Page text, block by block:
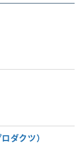
ダクツ）